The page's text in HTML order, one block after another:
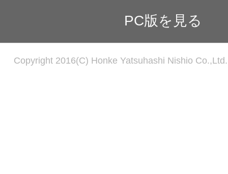
PC版を見る
Copyright 2016(C) Honke Yatsuhashi Nishio